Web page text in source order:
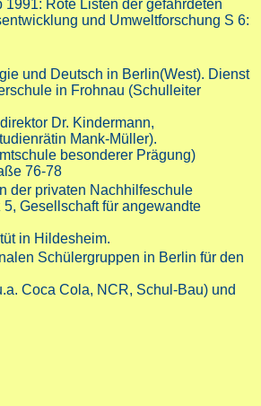
Rote Listen der gefährdeten
und Umweltforschung S 6:
und Deutsch in Berlin(West). Dienst
in Frohnau (Schulleiter
Dr. Kindermann,
Mank-Müller).
besonderer Prägung)
76-78
der privaten Nachhilfeschule
Gesellschaft für angewandte
in Hildesheim.
Schülergruppen in Berlin für den
Coca Cola, NCR, Schul-Bau) und